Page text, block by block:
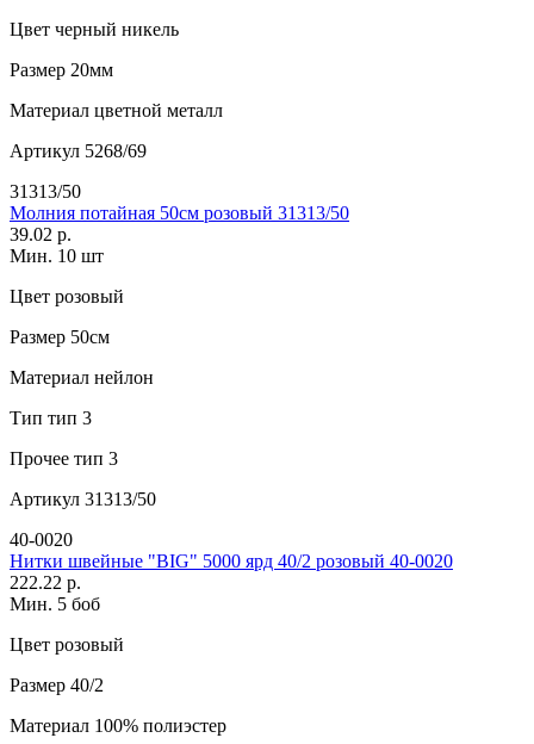
Цвет черный никель
Размер 20мм
Материал цветной металл
Артикул 5268/69
31313/50
Молния потайная 50см розовый 31313/50
39.02 р.
Мин. 10 шт
Цвет розовый
Размер 50см
Материал нейлон
Тип тип 3
Прочее тип 3
Артикул 31313/50
40-0020
Нитки швейные "BIG" 5000 ярд 40/2 розовый 40-0020
222.22 р.
Мин. 5 боб
Цвет розовый
Размер 40/2
Материал 100% полиэстер